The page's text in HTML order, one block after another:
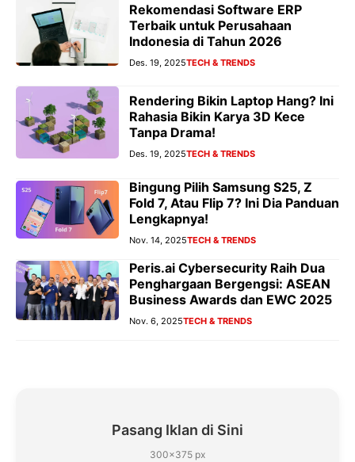
Rekomendasi Software ERP
Terbaik untuk Perusahaan
Indonesia di Tahun 2026
Des. 19, 2025TECH & TRENDS
Rendering Bikin Laptop Hang? Ini
Rahasia Bikin Karya 3D Kece
Tanpa Drama!
Des. 19, 2025TECH & TRENDS
Bingung Pilih Samsung S25, Z
Fold 7, Atau Flip 7? Ini Dia Panduan
Lengkapnya!
Nov. 14, 2025TECH & TRENDS
Peris.ai Cybersecurity Raih Dua
Penghargaan Bergengsi: ASEAN
Business Awards dan EWC 2025
Nov. 6, 2025TECH & TRENDS
Pasang Iklan di Sini
300×375 px